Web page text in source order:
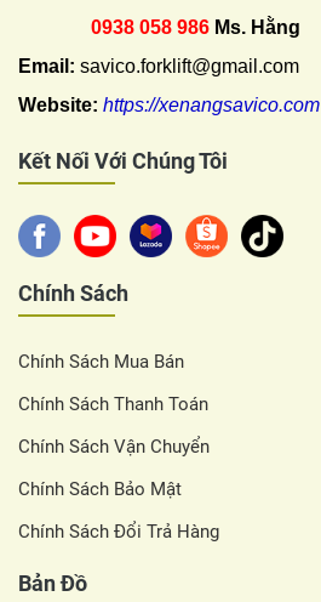
0938 058 986 Ms. Hằng
Email: savico.forklift@gmail.com
Website: https://xenangsavico.com
Kết Nối Với Chúng Tôi
Chính Sách
Chính Sách Mua Bán
Chính Sách Thanh Toán
Chính Sách Vận Chuyển
Chính Sách Bảo Mật
Chính Sách Đổi Trả Hàng
Bản Đồ